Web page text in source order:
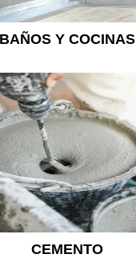
BAÑOS Y COCINAS
CEMENTO